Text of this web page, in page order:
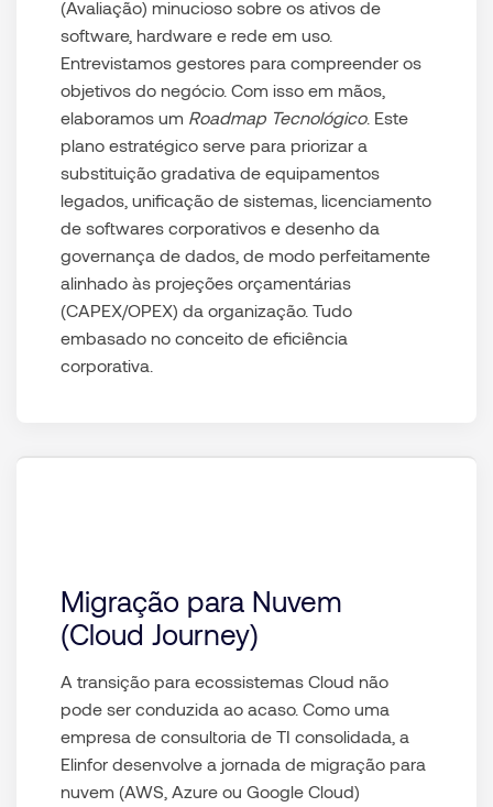
(Avaliação) minucioso sobre os ativos de
software, hardware e rede em uso.
Entrevistamos gestores para compreender os
objetivos do negócio. Com isso em mãos,
elaboramos um Roadmap Tecnológico. Este
plano estratégico serve para priorizar a
substituição gradativa de equipamentos
legados, unificação de sistemas, licenciamento
de softwares corporativos e desenho da
governança de dados, de modo perfeitamente
alinhado às projeções orçamentárias
(CAPEX/OPEX) da organização. Tudo
embasado no conceito de eficiência
corporativa.
Migração para Nuvem
(Cloud Journey)
A transição para ecossistemas Cloud não
pode ser conduzida ao acaso. Como uma
empresa de consultoria de TI consolidada, a
Elinfor desenvolve a jornada de migração para
nuvem (AWS, Azure ou Google Cloud)